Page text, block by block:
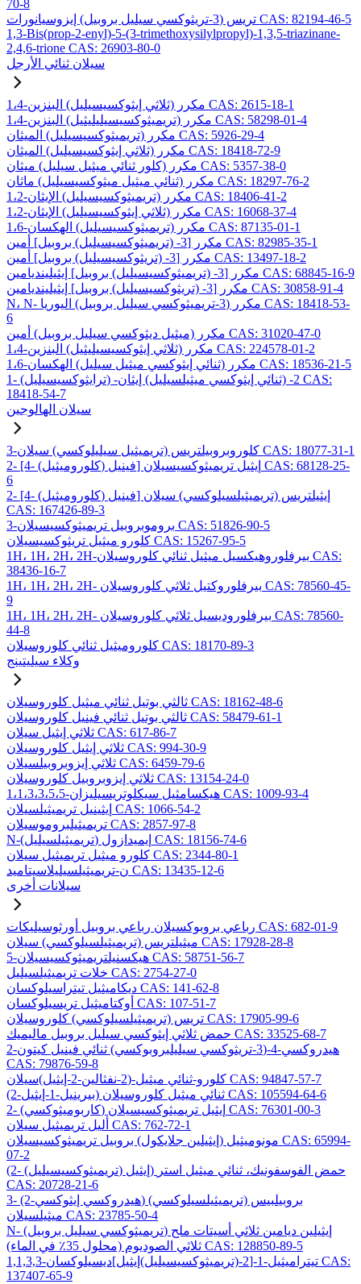
70-8
تريس (3-تريثوكسي سيليل بروبيل) إيزوسيانورات CAS: 82194-46-5
1,3-Bis(prop-2-enyl)-5-(3-trimethoxysilylpropyl)-1,3,5-triazinane-
2,4,6-trione CAS: 26903-80-0
سيلان ثنائي الأرجل
1،4-مكرر (ثلاثي إيثوكسيسيليل) البنزين CAS: 2615-18-1
1،4-مكرر (تريميثوكسيسيليليثيل) البنزين CAS: 58298-01-4
مكرر (تريميثوكسيسيليل) الميثان CAS: 5926-29-4
مكرر (ثلاثي إيثوكسيسيليل) الميثان CAS: 18418-72-9
مكرر (كلور ثنائي ميثيل سيليل) ميثان CAS: 5357-38-0
مكرر (ثنائي ميثيل ميثوكسيسيليل) ماثان CAS: 18297-76-2
1،2-مكرر (تريميثوكسيسيليل) الإيثان CAS: 18406-41-2
1،2-مكرر (ثلاثي إيثوكسيسيليل) الإيثان CAS: 16068-37-4
1،6-مكرر (تريميثوكسيسيليل) الهكسان CAS: 87135-01-1
مكرر [3- (تريميثوكسيسيليل) بروبيل] أمين CAS: 82985-35-1
مكرر [3- (تريثوكسيسيليل) بروبيل] أمين CAS: 13497-18-2
مكرر [3- (تريميثوكسيسيليل) بروبيل] إيثيلينديامين CAS: 68845-16-9
مكرر [3- (تريثوكسيسيليل) بروبيل] إيثيلينديامين CAS: 30858-91-4
N، N- مكرر (3-تريميثوكسي سيليل بروبيل) اليوريا CAS: 18418-53-
6
مكرر (ميثيل ديثوكسي سيليل بروبيل) أمين CAS: 31020-47-0
1،4-مكرر (ثلاثي إيثوكسيسيليثيل) البنزين CAS: 224578-01-2
1،6-مكرر (ثنائي إيثوكسي ميثيل سيليل) الهكسان CAS: 18536-21-5
1- (ترايثوكسيسيليل) -2- (ثنائي إيثوكسي ميثيلسيليل) إيثان CAS:
18418-54-7
سيلان الهالوجين
3-كلوروبروبيلتريس (تريميثيل سيليلوكسي) سيلان CAS: 18077-31-1
2- [4- (كلوروميثيل) فينيل] إيثيل تريميثوكسيسيلان CAS: 68128-25-
6
2- [4- (كلوروميثيل) فينيل] إيثيلتريس (تريميثيلسيلوكسي) سيلان
CAS: 167426-89-3
3-بروموبروبيل تريميثوكسيسيلان CAS: 51826-90-5
كلورو ميثيل تريثوكسيسيلان CAS: 15267-95-5
1H، 1H، 2H، 2H-بيرفلوروهيكسيل ميثيل ثنائي كلوروسيلان CAS:
38436-16-7
1H، 1H، 2H، 2H- بيرفلوروكتيل ثلاثي كلوروسيلان CAS: 78560-45-
9
1H، 1H، 2H، 2H- بيرفلوروديسيل ثلاثي كلوروسيلان CAS: 78560-
44-8
كلوروميثيل ثنائي كلوروسيلان CAS: 18170-89-3
وكلاء سيليتينج
ثالثي بوتيل ثنائي ميثيل كلوروسيلان CAS: 18162-48-6
ثالثي بوتيل ثنائي فينيل كلوروسيلان CAS: 58479-61-1
ثلاثي إيثيل سيلان CAS: 617-86-7
ثلاثي إيثيل كلوروسيلان CAS: 994-30-9
ثلاثي إيزوبروبيلسيلان CAS: 6459-79-6
ثلاثي إيزوبروبيل كلوروسيلان CAS: 13154-24-0
1،1،3،3،5،5-هيكسامثيل سيكلوتريسيليزان CAS: 1009-93-4
إيثينيل تريميثيلسيلان CAS: 1066-54-2
تريميثيلبروموسيلان CAS: 2857-97-8
N-(تريميثيلسيليل) إيميدازول CAS: 18156-74-6
كلورو ميثيل تريميثيل سيلان CAS: 2344-80-1
ن-تريميثيلسيليلاسيتاميد CAS: 13435-12-6
سيلانات أخرى
رباعي بروبوكسيلان رباعي بروبيل أورثوسيليكات CAS: 682-01-9
ميثيلتريس (تريميثيلسيلوكسي) سيلان CAS: 17928-28-8
5-هيكسنيلتريميثوكسيسيلان CAS: 58751-56-7
خلات تريميثيلسيليل CAS: 2754-27-0
ديكاميثيل تيتراسيلوكسان CAS: 141-62-8
أوكتاميثيل تريسيلوكسان CAS: 107-51-7
تريس (تريميثيلسيلوكسي) كلوروسيلان CAS: 17905-99-6
حمض ثلاثي إيثوكسي سيليل بروبيل ماليميك CAS: 33525-68-7
2-هيدروكسي-4-(3-تريثوكسي سيليلبروبوكسي) ثنائي فينيل كيتون
CAS: 79876-59-8
كلورو-ثنائي ميثيل-(2-نفثالين-2-إيثيل)سيلان CAS: 94847-57-7
(2-بيرينيل-1-إيثيل) ثنائي ميثيل كلوروسيلان CAS: 105594-64-6
2- (كاربوميثوكسي) إيثيل تريميثوكسيسيلان CAS: 76301-00-3
أليل تريميثيل سيلان CAS: 762-72-1
مونوميثيل (إيثيلين جلايكول) بروبيل تريميثوكسيسيلان CAS: 65994-
07-2
(2- (تريميثوكسيسيليل) إيثيل) حمض الفوسفونيك، ثنائي ميثيل استر
CAS: 20728-21-6
3- (2-هيدروكسي إيثوكسي) بروبيلبيس (تريميثيلسيلوكسي)
ميثيلسيلان CAS: 23785-50-4
N- (تريميثوكسي سيليل بروبيل) إيثيلين ديامين ثلاثي أسيتات ملح
ثلاثي الصوديوم (محلول 35٪ في الماء) CAS: 128850-89-5
1,1,3,3-تيتراميثيل-1-[2-(تريميثوكسيسيليل)إيثيل]ديسيلوكسان CAS:
137407-65-9